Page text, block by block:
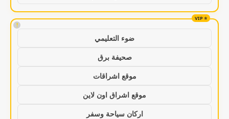
!
ضوء التعليمي
صحيفة برق
موقع اشراقات
موقع اشراق اون لاين
اركان سياحة وسفر